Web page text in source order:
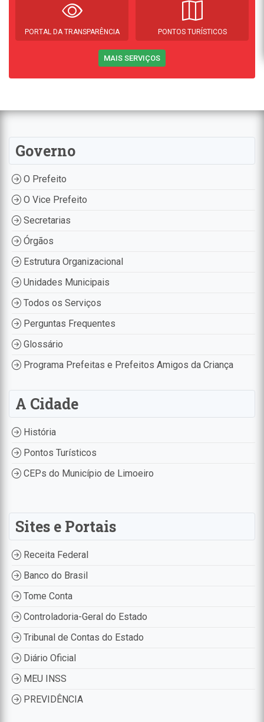
PORTAL DA TRANSPARÊNCIA PONTOS TURÍSTICOS
MAIS SERVIÇOS
Governo
O Prefeito
O Vice Prefeito
Secretarias
Órgãos
Estrutura Organizacional
Unidades Municipais
Todos os Serviços
Perguntas Frequentes
Glossário
Programa Prefeitas e Prefeitos Amigos da Criança
A Cidade
História
Pontos Turísticos
CEPs do Município de Limoeiro
Sites e Portais
Receita Federal
Banco do Brasil
Tome Conta
Controladoria-Geral do Estado
Tribunal de Contas do Estado
Diário Oficial
MEU INSS
PREVIDÊNCIA